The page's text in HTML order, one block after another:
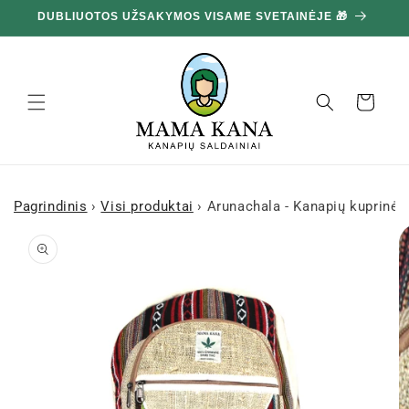
ir pereikite
prie turinio
DUBLIUOTOS UŽSAKYMOS VISAME SVETAINĖJE 🎁
Krepšelis
Pagrindinis › Visi produktai › Arunachala - Kanapių kuprinė
informacijos
apie gaminį